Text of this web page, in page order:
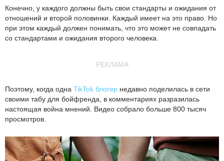
Конечно, у каждого должны быть свои стандарты и ожидания от
отношений и второй половинки. Каждый имеет на это право. Но
при этом каждый должен понимать, что это может не совпадать
со стандартами и ожидания второго человека.
РЕКЛАМА
Поэтому, когда одна TikTok блогер недавно поделилась в сети
своими табу для бойфренда, в комментариях разразилась
настоящая война мнений. Видео собрало больше 800 тысяч
просмотров.